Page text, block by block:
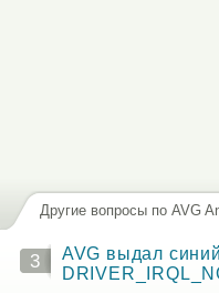
Другие вопросы по AVG
3
AVG выдал